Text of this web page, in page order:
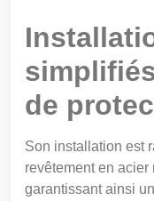
de
Son installation est
revêtement en acier
garantissant ainsi